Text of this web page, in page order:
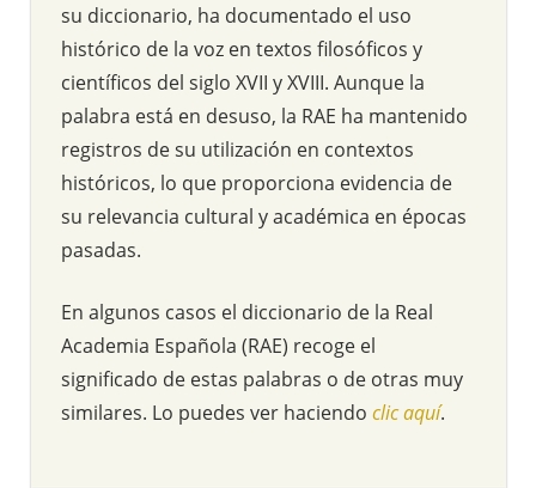
su diccionario, ha documentado el uso
histórico de la voz en textos filosóficos y
científicos del siglo XVII y XVIII. Aunque la
palabra está en desuso, la RAE ha mantenido
registros de su utilización en contextos
históricos, lo que proporciona evidencia de
su relevancia cultural y académica en épocas
pasadas.
En algunos casos el diccionario de la Real
Academia Española (RAE) recoge el
significado de estas palabras o de otras muy
similares. Lo puedes ver haciendo clic aquí.